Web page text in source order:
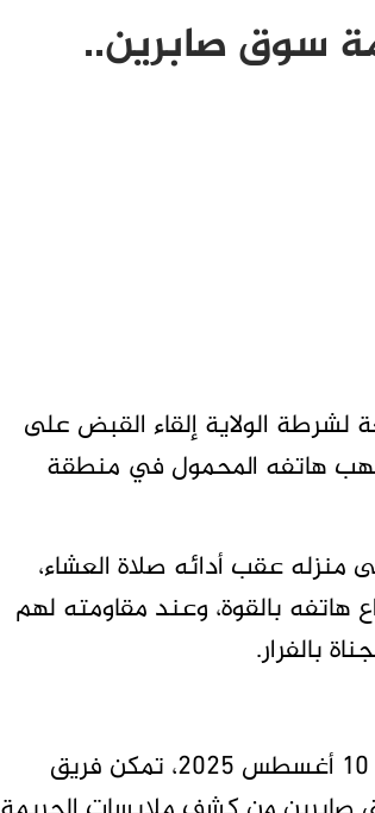
سوق صابرين..
لشرطة الولاية إلقاء القبض على
نهب هاتفه المحمول في منطقة
عقب أدائه صلاة العشاء،
هاتفه بالقوة، وعند مقاومته لهم
بالفرار.
ووفقًا لتعميم صحفي صادر عن شرطة ولاية الخرطوم بتاريخ 10 أغسطس 2025، تمكن فريق